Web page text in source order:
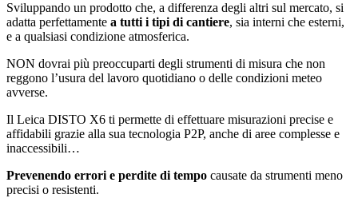
Sviluppando un prodotto che, a differenza degli altri sul mercato, si
adatta perfettamente a tutti i tipi di cantiere, sia interni che esterni,
e a qualsiasi condizione atmosferica.
NON dovrai più preoccuparti degli strumenti di misura che non
reggono l’usura del lavoro quotidiano o delle condizioni meteo
avverse.
Il Leica DISTO X6 ti permette di effettuare misurazioni precise e
affidabili grazie alla sua tecnologia P2P, anche di aree complesse e
inaccessibili…
Prevenendo errori e perdite di tempo causate da strumenti meno
precisi o resistenti.